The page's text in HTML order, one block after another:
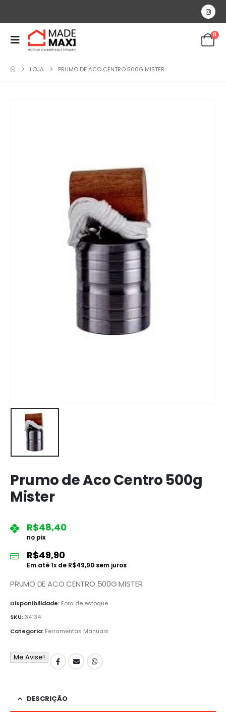
0
LOJA PRUMO DE ACO CENTRO 500G MISTER
Prumo de Aco Centro 500g
Mister
R$48,40
no pix
R$49,90
Em até1x de R$49,90 sem juros
PRUMO DE ACO CENTRO 500G MISTER
Disponibilidade: Fora de estoque
SKU:34134
Categoria: Ferramentas Manuais
Me Avise!
DESCRIÇÃO